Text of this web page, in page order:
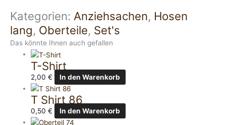
Kategorien: Anziehsachen, Hosen
lang, Oberteile, Set's
Das könnte Ihnen auch gefallen
T-Shirt
2,00€ In den Warenkorb
T Shirt 86
0,50€ In den Warenkorb